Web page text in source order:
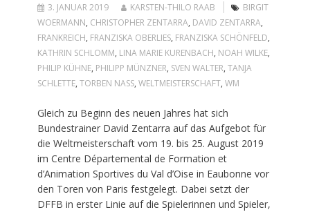
3. JANUAR 2019 KARSTEN-THILO RAAB
BIRGIT
WOERMANN, CHRISTOPHER ZENTARRA, DAVID ZENTARRA,
FRANKREICH, FRANZISKA OBERLIES, FRANZISKA SCHÖNFELD,
KATHRIN SCHLOMM, LINA MARIE KURENBACH, NOAH WILKE,
PHILIP KÜHNE, PHILIPP MÜNZNER, SVEN WALTER, TANJA
SCHLETTE, TORBEN NASS, WELTMEISTERSCHAFT, WM
Gleich zu Beginn des neuen Jahres hat sich
Bundestrainer David Zentarra auf das Aufgebot für
die Weltmeisterschaft vom 19. bis 25. August 2019
im Centre Départemental de Formation et
d’Animation Sportives du Val d’Oise in Eaubonne vor
den Toren von Paris festgelegt. Dabei setzt der
DFFB in erster Linie auf die Spielerinnen und Spieler,